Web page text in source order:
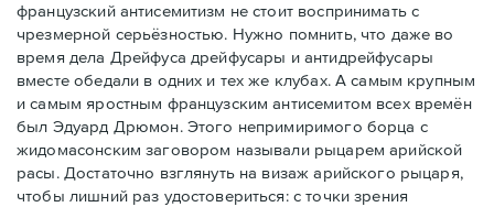
французский антисемитизм не стоит воспринимать с
чрезмерной серьёзностью. Нужно помнить, что даже во
время дела Дрейфуса дрейфусары и антидрейфусары
вместе обедали в одних и тех же клубах. А самым крупным
и самым яростным французским антисемитом всех времён
был Эдуард Дрюмон. Этого непримиримого борца с
жидомасонским заговором называли рыцарем арийской
расы. Достаточно взглянуть на визаж арийского рыцаря,
чтобы лишний раз удостовериться: с точки зрения